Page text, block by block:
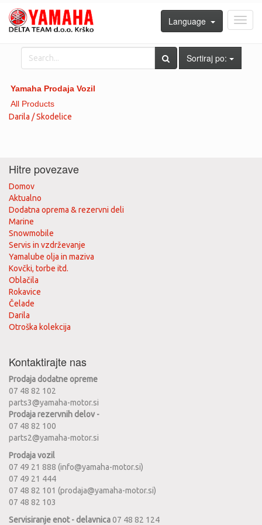
Language
Sortiraj po:
Yamaha Prodaja Vozil
All Products
Darila / Skodelice
Hitre povezave
Domov
Aktualno
Dodatna oprema & rezervni deli
Marine
Snowmobile
Servis in vzdrževanje
Yamalube olja in maziva
Kovčki, torbe itd.
Oblačila
Rokavice
Čelade
Darila
Otroška kolekcija
Kontaktirajte nas
Prodaja dodatne opreme
07 48 82 102
parts3@yamaha-motor.si
Prodaja rezervnih delov -
07 48 82 100
parts2@yamaha-motor.si
Prodaja vozil
07 49 21 888 (info@yamaha-motor.si)
07 49 21 444
07 48 82 101 (prodaja@yamaha-motor.si)
07 48 82 103
Servisiranje enot - delavnica07 48 82 124